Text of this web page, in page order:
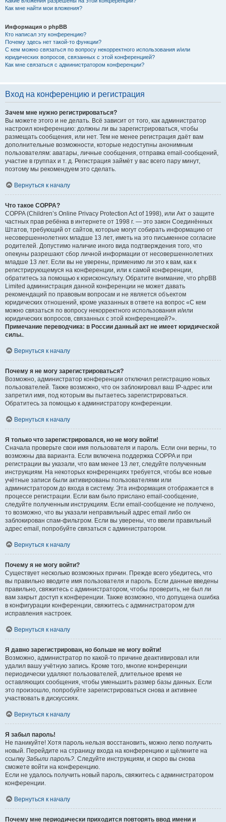
Как мне найти мои вложения?
Информация о phpBB
Кто написал эту конференцию?
Почему здесь нет такой-то функции?
С кем можно связаться по вопросу некорректного использования и/или
юридических вопросов, связанных с этой конференцией?
Как мне связаться с администратором конференции?
Вход на конференцию и регистрация
Зачем мне нужно регистрироваться?
Вы можете этого и не делать. Всё зависит от того, как администратор
настроил конференцию: должны ли вы зарегистрироваться, чтобы
размещать сообщения, или нет. Тем не менее регистрация даёт вам
дополнительные возможности, которые недоступны анонимным
пользователям: аватары, личные сообщения, отправка email-сообщений,
участие в группах и т. д. Регистрация займёт у вас всего пару минут,
поэтому мы рекомендуем это сделать.
Вернуться к началу
Что такое COPPA?
COPPA (Children’s Online Privacy Protection Act of 1998), или Акт о защите
частных прав ребёнка в интернете от 1998 г. — это закон Соединённых
Штатов, требующий от сайтов, которые могут собирать информацию от
несовершеннолетних младше 13 лет, иметь на это письменное согласие
родителей. Допустимо наличие иного вида подтверждения того, что
опекуны разрешают сбор личной информации от несовершеннолетних
младше 13 лет. Если вы не уверены, применимо ли это к вам, как к
регистрирующемуся на конференции, или к самой конференции,
обратитесь за помощью к юрисконсульту. Обратите внимание, что phpBB
Limited администрация данной конференции не может давать
рекомендаций по правовым вопросам и не является объектом
юридических отношений, кроме указанных в ответе на вопрос «С кем
можно связаться по вопросу некорректного использования и/или
юридических вопросов, связанных с этой конференцией?».
Примечание переводчика: в России данный акт не имеет юридической
силы..
Вернуться к началу
Почему я не могу зарегистрироваться?
Возможно, администратор конференции отключил регистрацию новых
пользователей. Также возможно, что он заблокировал ваш IP-адрес или
запретил имя, под которым вы пытаетесь зарегистрироваться.
Обратитесь за помощью к администратору конференции.
Вернуться к началу
Я только что зарегистрировался, но не могу войти!
Сначала проверьте свои имя пользователя и пароль. Если они верны, то
возможны два варианта. Если включена поддержка COPPA и при
регистрации вы указали, что вам менее 13 лет, следуйте полученным
инструкциям. На некоторых конференциях требуется, чтобы все новые
учётные записи были активированы пользователями или
администратором до входа в систему. Эта информация отображается в
процессе регистрации. Если вам было прислано email-сообщение,
следуйте полученным инструкциям. Если email-сообщение не получено,
то возможно, что вы указали неправильный адрес email либо он
заблокирован спам-фильтром. Если вы уверены, что ввели правильный
адрес email, попробуйте связаться с администратором.
Вернуться к началу
Почему я не могу войти?
Существует несколько возможных причин. Прежде всего убедитесь, что
вы правильно вводите имя пользователя и пароль. Если данные введены
правильно, свяжитесь с администратором, чтобы проверить, не был ли
вам закрыт доступ к конференции. Также возможно, что допущена ошибка
в конфигурации конференции, свяжитесь с администратором для
исправления настроек.
Вернуться к началу
Я давно зарегистрирован, но больше не могу войти!
Возможно, администратор по какой-то причине деактивировал или
удалил вашу учётную запись. Кроме того, многие конференции
периодически удаляют пользователей, длительное время не
оставляющих сообщения, чтобы уменьшить размер базы данных. Если
это произошло, попробуйте зарегистрироваться снова и активнее
участвовать в дискуссиях.
Вернуться к началу
Я забыл пароль!
Не паникуйте! Хотя пароль нельзя восстановить, можно легко получить
новый. Перейдите на страницу входа на конференцию и щёлкните на
ссылку Забыли пароль?. Следуйте инструкциям, и скоро вы снова
сможете войти на конференцию.
Если не удалось получить новый пароль, свяжитесь с администратором
конференции.
Вернуться к началу
Почему мне периодически приходится повторять ввод имени и